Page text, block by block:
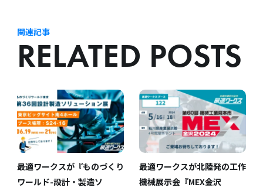
関連記事
RELATED POSTS
最適ワークスが『ものづくり
ワールド-設計・製造ソ
最適ワークスが北陸発の工作
機械展示会『MEX金沢